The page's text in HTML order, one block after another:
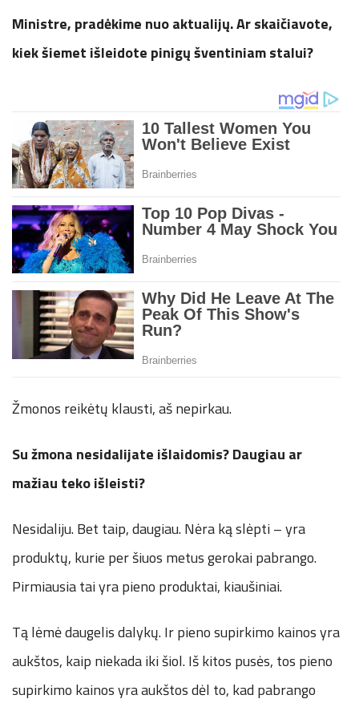
Ministre, pradėkime nuo aktualijų. Ar skaičiavote,
kiek šiemet išleidote pinigų šventiniam stalui?
Žmonos reikėtų klausti, aš nepirkau.
Su žmona nesidalijate išlaidomis? Daugiau ar
mažiau teko išleisti?
Nesidaliju. Bet taip, daugiau. Nėra ką slėpti – yra
produktų, kurie per šiuos metus gerokai pabrango.
Pirmiausia tai yra pieno produktai, kiaušiniai.
Tą lėmė daugelis dalykų. Ir pieno supirkimo kainos yra
aukštos, kaip niekada iki šiol. Iš kitos pusės, tos pieno
supirkimo kainos yra aukštos dėl to, kad pabrango